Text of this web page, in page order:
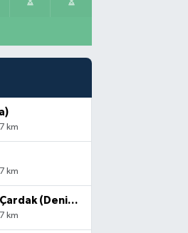
7 km
7 km
Acıgöl - [06.73 km] Çardak (Denizli)
7 km